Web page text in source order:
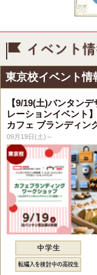
東京校イベント情
【9/19(土)バンタン
レーションイベント】
カフェ ブランディン
09月19日(土)～